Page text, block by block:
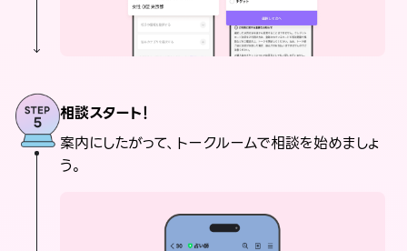
相談スタート！
案内にしたがって、トークルームで相談を始めましょ
う。